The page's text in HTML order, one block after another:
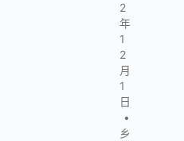
2
年
1
2
月
1
日
•
乡